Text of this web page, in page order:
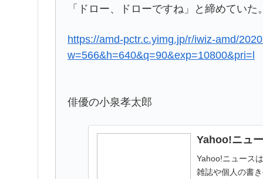
「ドロー、ドローですね」と締めていた
https://amd-pctr.c.yimg.jp/r/iwiz-amd/
w=566&h=640&q=90&exp=10800&pri=l
俳優の小泉孝太郎
Yahoo!ニュ
Yahoo!ニュース
雑誌や個人の書